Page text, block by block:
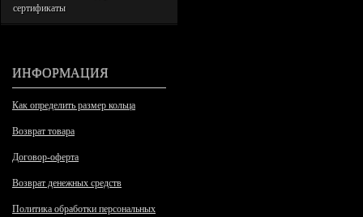
сертификаты
ИНФОРМАЦИЯ
Как определить размер кольца
Возврат товара
Договор-оферта
Возврат денежных средств
Политика обработки персональных